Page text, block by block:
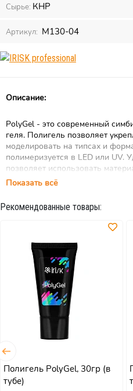
Сырье: КНР
Артикул: М130-04
Описание:
PolyGel - это современный
геля. Полигель позволяет
моделировать на типсах и
полимеризуется в LED или UV.
позволяет использовать
Используется со специальной
Показать всё
Рекомендованные товары:
Полигель PolyGel, 30гр (в
тубе)